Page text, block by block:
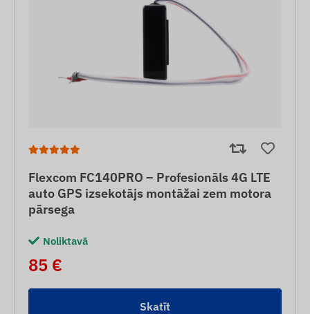
Flexcom FC140PRO – Profesionāls 4G LTE
auto GPS izsekotājs montāžai zem motora
pārsega
Noliktavā
85 €
Skatīt